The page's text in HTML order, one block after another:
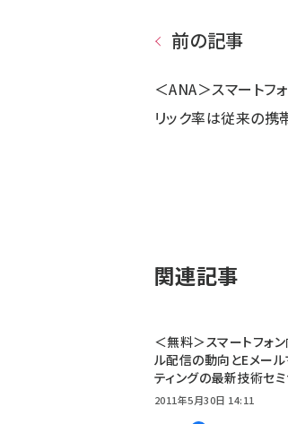
前の記事
＜ANA＞スマートフ
リック率は従来の
関連記事
＜無料＞スマートフォ
ル配信の動向とEメー
ティングの最新技術セ
2011年5月30日 14:11